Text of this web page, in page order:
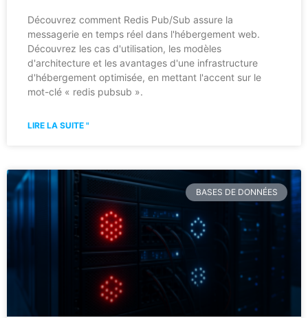
Découvrez comment Redis Pub/Sub assure la
messagerie en temps réel dans l'hébergement web.
Découvrez les cas d'utilisation, les modèles
d'architecture et les avantages d'une infrastructure
d'hébergement optimisée, en mettant l'accent sur le
mot-clé « redis pubsub ».
LIRE LA SUITE "
BASES DE DONNÉES